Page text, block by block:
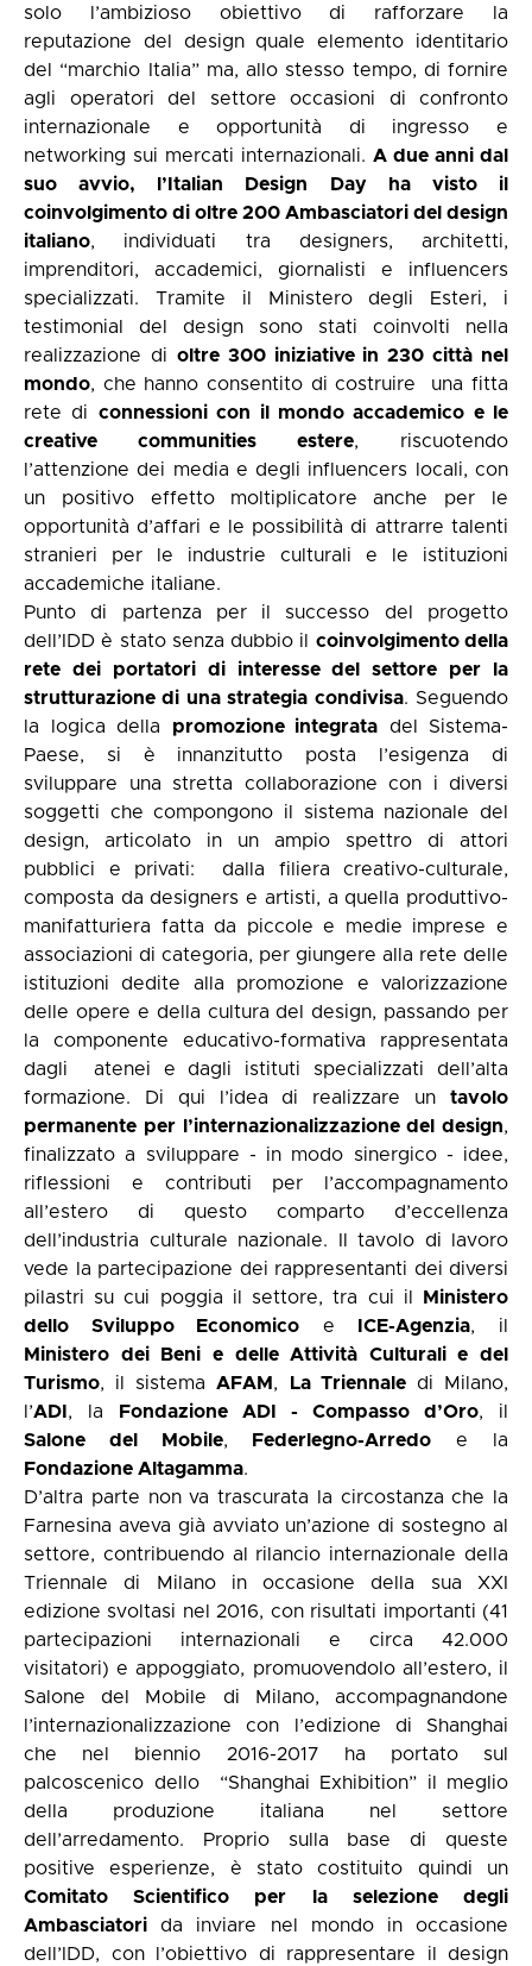
solo l’ambizioso obiettivo di rafforzare la
reputazione del design quale elemento identitario
del “marchio Italia” ma, allo stesso tempo, di fornire
agli operatori del settore occasioni di confronto
internazionale e opportunità di ingresso e
networking sui mercati internazionali. A due anni dal
suo avvio, l’Italian Design Day ha visto il
coinvolgimento di oltre 200 Ambasciatori del design
italiano, individuati tra designers, architetti,
imprenditori, accademici, giornalisti e influencers
specializzati. Tramite il Ministero degli Esteri, i
testimonial del design sono stati coinvolti nella
realizzazione di oltre 300 iniziative in 230 città nel
mondo, che hanno consentito di costruire
una fitta
rete di connessioni con il mondo accademico e le
creative communities estere, riscuotendo
l’attenzione dei media e degli influencers locali, con
un positivo effetto moltiplicatore anche per le
opportunità d’affari e le possibilità di attrarre talenti
stranieri per le industrie culturali e le istituzioni
accademiche italiane.
Punto di partenza per il successo del progetto
dell’IDD è stato senza dubbio il coinvolgimento della
rete dei portatori di interesse del settore per la
strutturazione di una strategia condivisa. Seguendo
la logica della promozione integrata del Sistema-
Paese, si è innanzitutto posta l’esigenza di
sviluppare una stretta collaborazione con i diversi
soggetti che compongono il sistema nazionale del
design, articolato in un ampio spettro di attori
pubblici e privati:
dalla filiera creativo-culturale,
composta da designers e artisti, a quella produttivo-
manifatturiera fatta da piccole e medie imprese e
associazioni di categoria, per giungere alla rete delle
istituzioni dedite alla promozione e valorizzazione
delle opere e della cultura del design, passando per
la componente educativo-formativa rappresentata
dagli
atenei e dagli istituti specializzati dell’alta
formazione. Di qui l’idea di realizzare un tavolo
permanente per l’internazionalizzazione del design,
finalizzato a sviluppare - in modo sinergico - idee,
riflessioni e contributi per l’accompagnamento
all’estero di questo comparto d’eccellenza
dell’industria culturale nazionale. Il tavolo di lavoro
vede la partecipazione dei rappresentanti dei diversi
pilastri su cui poggia il settore, tra cui il
Ministero
dello Sviluppo Economico e ICE-Agenzia, il
Ministero dei Beni e delle Attività Culturali e del
Turismo, il sistemaAFAM , La Triennaledi Milano,
l’ADI , la Fondazione ADI - Compasso d’Oro, il
Salone del Mobile, Federlegno-Arredo e la
Fondazione Altagamma.
D’altra parte non va trascurata la circostanza che la
Farnesina aveva già avviato un’azione di sostegno al
settore, contribuendo al rilancio internazionale della
Triennale di Milano in occasione della sua XXI
edizione svoltasi nel 2016, con risultati importanti (41
partecipazioni internazionali e circa 42.000
visitatori) e appoggiato, promuovendolo all’estero, il
Salone del Mobile di Milano, accompagnandone
l’internazionalizzazione con l’edizione di Shanghai
che nel biennio 2016-2017 ha portato sul
palcoscenico dello
“Shanghai Exhibition” il meglio
della produzione italiana nel settore
dell’arredamento. Proprio sulla base di queste
positive esperienze, è stato costituito quindi un
Comitato Scientifico per la selezione degli
Ambasciatori da inviare nel mondo in occasione
dell’IDD, con l’obiettivo di rappresentare il design